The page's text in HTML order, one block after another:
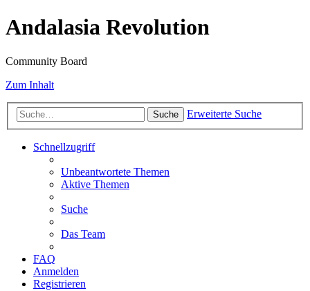
Andalasia Revolution
Community Board
Zum Inhalt
Suche Erweiterte Suche
Schnellzugriff
Unbeantwortete Themen
Aktive Themen
Suche
Das Team
FAQ
Anmelden
Registrieren